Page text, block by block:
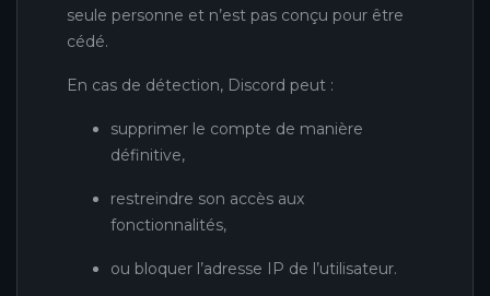
seule personne et n’est pas conçu pour être
cédé.
En cas de détection, Discord peut :
supprimer le compte de manière
définitive,
restreindre son accès aux
fonctionnalités,
ou bloquer l’adresse IP de l’utilisateur.